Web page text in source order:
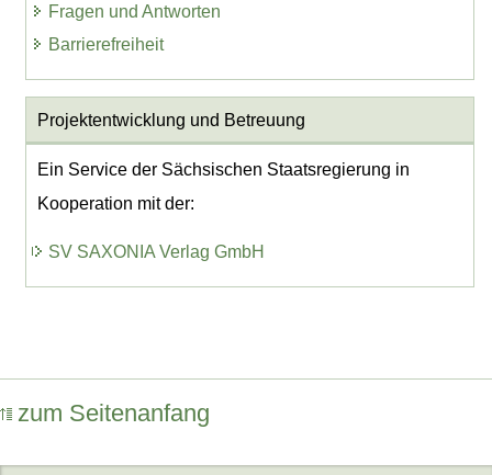
Fragen und Antworten
Barrierefreiheit
Projektentwicklung und Betreuung
Ein Service der Sächsischen Staatsregierung in
Kooperation mit der:
SV SAXONIA Verlag GmbH
zum Seitenanfang